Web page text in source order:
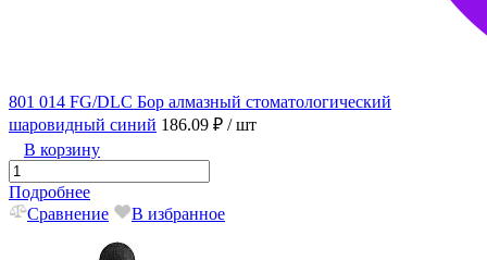
801 014 FG/DLC Бор алмазный стоматологический
шаровидный синий 186.09 ₽ / шт
В корзину
Подробнее
Сравнение
В избранное